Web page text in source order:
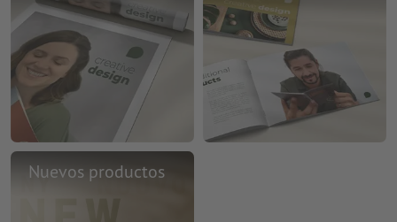
Nuevos productos